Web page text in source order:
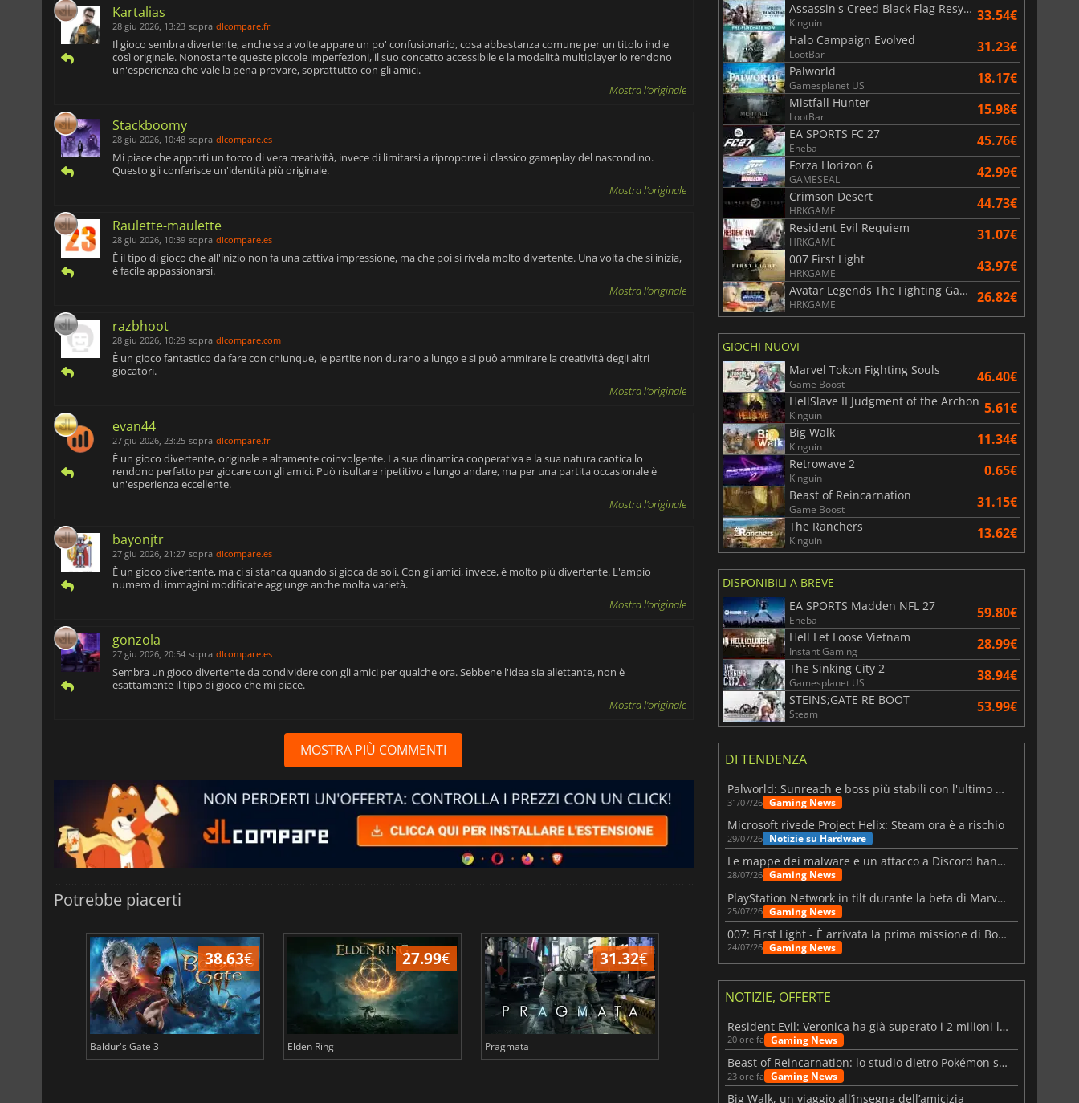
Kartalias
28 giu 2026, 13:23 sopra dlcompare.fr
Il gioco sembra divertente, anche se a volte appare un po' confusionario, cosa abbastanza comune per un titolo indie
così originale. Nonostante queste piccole imperfezioni, il suo concetto accessibile e la modalità multiplayer lo rendono
un'esperienza che vale la pena provare, soprattutto con gli amici.
Mostra l'originale
Stackboomy
28 giu 2026, 10:48 sopra dlcompare.es
Mi piace che apporti un tocco di vera creatività, invece di limitarsi a riproporre il classico gameplay del nascondino.
Questo gli conferisce un'identità più originale.
Mostra l'originale
Raulette-maulette
28 giu 2026, 10:39 sopra dlcompare.es
È il tipo di gioco che all'inizio non fa una cattiva impressione, ma che poi si rivela molto divertente. Una volta che si inizia,
è facile appassionarsi.
Mostra l'originale
razbhoot
28 giu 2026, 10:29 sopra dlcompare.com
È un gioco fantastico da fare con chiunque, le partite non durano a lungo e si può ammirare la creatività degli altri
giocatori.
Mostra l'originale
evan44
27 giu 2026, 23:25 sopra dlcompare.fr
È un gioco divertente, originale e altamente coinvolgente. La sua dinamica cooperativa e la sua natura caotica lo
rendono perfetto per giocare con gli amici. Può risultare ripetitivo a lungo andare, ma per una partita occasionale è
un'esperienza eccellente.
Mostra l'originale
bayonjtr
27 giu 2026, 21:27 sopra dlcompare.es
È un gioco divertente, ma ci si stanca quando si gioca da soli. Con gli amici, invece, è molto più divertente. L'ampio
numero di immagini modificate aggiunge anche molta varietà.
Mostra l'originale
gonzola
27 giu 2026, 20:54 sopra dlcompare.es
Sembra un gioco divertente da condividere con gli amici per qualche ora. Sebbene l'idea sia allettante, non è
esattamente il tipo di gioco che mi piace.
Mostra l'originale
MOSTRA PIÙ COMMENTI
Potrebbe piacerti
38.63€
Baldur's Gate 3
27.99€
Elden Ring
31.32€
Pragmata
6.76€
Total War WARHAMMER 3
15.48
Lies Of P
Assassin's Creed Black Flag Resynced
Kinguin 33.54€
Halo Campaign Evolved
LootBar 31.23€
Palworld
Gamesplanet US 18.17€
Mistfall Hunter
LootBar 15.98€
EA SPORTS FC 27
Eneba 45.76€
Forza Horizon 6
GAMESEAL 42.99€
Crimson Desert
HRKGAME 44.73€
Resident Evil Requiem
HRKGAME 31.07€
007 First Light
HRKGAME 43.97€
Avatar Legends The Fighting Game
HRKGAME 26.82€
GIOCHI NUOVI
Marvel Tokon Fighting Souls
Game Boost 46.40€
HellSlave II Judgment of the Archon
Kinguin 5.61€
Big Walk
Kinguin 11.34€
Retrowave 2
Kinguin 0.65€
Beast of Reincarnation
Game Boost 31.15€
The Ranchers
Kinguin 13.62€
DISPONIBILI A BREVE
EA SPORTS Madden NFL 27
Eneba 59.80€
Hell Let Loose Vietnam
Instant Gaming 28.99€
The Sinking City 2
Gamesplanet US 38.94€
STEINS;GATE RE BOOT
Steam 53.99€
DI TENDENZA
Palworld: Sunreach e boss più stabili con l'ultimo update
31/07/26 Gaming News
Microsoft rivede Project Helix: Steam ora è a rischio
29/07/26 Notizie su Hardware
Le mappe dei malware e un attacco a Discord hanno colpito Meccha Chameleon
28/07/26 Gaming News
PlayStation Network in tilt durante la beta di Marvel Tōkon
25/07/26 Gaming News
007: First Light - È arrivata la prima missione di Bond dopo il lancio
24/07/26 Gaming News
NOTIZIE, OFFERTE
Resident Evil: Veronica ha già superato i 2 milioni liste dei desideri
20 ore fa Gaming News
Beast of Reincarnation: lo studio dietro Pokémon su una nuova strada
23 ore fa Gaming News
Big Walk, un viaggio all’insegna dell’amicizia